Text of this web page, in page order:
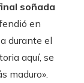
soñada
en
durante el
aquí, se
maduro».